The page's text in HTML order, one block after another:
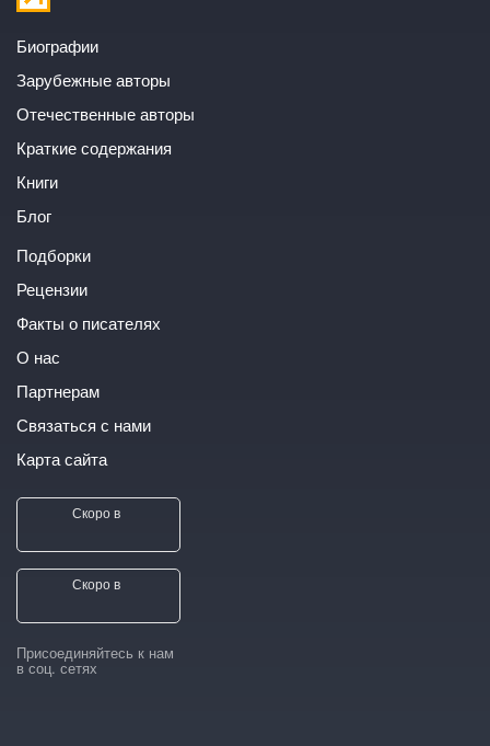
Биографии
Зарубежные авторы
Отечественные авторы
Краткие содержания
Книги
Блог
Подборки
Рецензии
Факты о писателях
О нас
Партнерам
Связаться с нами
Карта сайта
Скоро в
Скоро в
Присоединяйтесь к нам
в соц. сетях